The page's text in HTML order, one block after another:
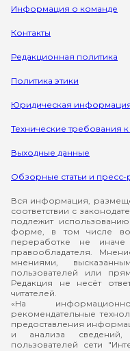
Информация о команде
Контакты
Редакционная политика
Политика этики
Юридическая
Технические требования
Выходные данные
Обзорные статьи и
Вся информация,
соответствии с
подлежит
форме, в том числе
переработке не
правообладателя.
мнениями,
пользователей или
Редакция не несёт
читателей.
«На
рекомендательные
предоставления
и анализа сведений,
пользователей сети